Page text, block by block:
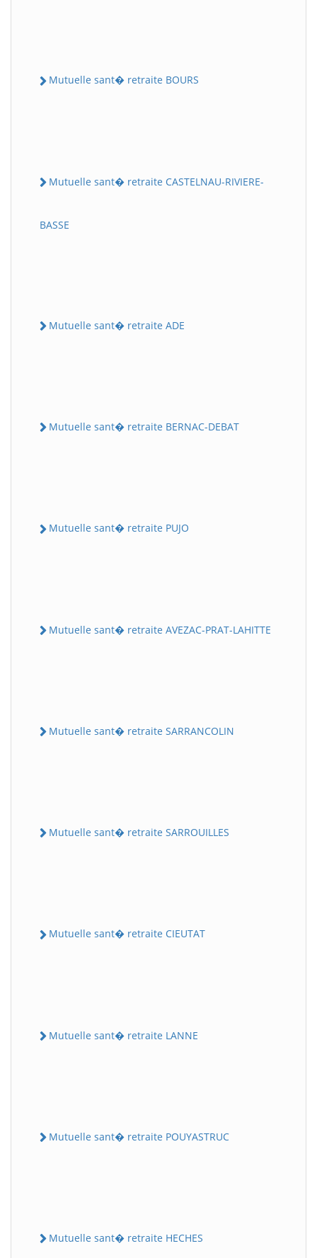
Mutuelle sant� retraite BOURS
Mutuelle sant� retraite CASTELNAU-RIVIERE-
BASSE
Mutuelle sant� retraite ADE
Mutuelle sant� retraite BERNAC-DEBAT
Mutuelle sant� retraite PUJO
Mutuelle sant� retraite AVEZAC-PRAT-LAHITTE
Mutuelle sant� retraite SARRANCOLIN
Mutuelle sant� retraite SARROUILLES
Mutuelle sant� retraite CIEUTAT
Mutuelle sant� retraite LANNE
Mutuelle sant� retraite POUYASTRUC
Mutuelle sant� retraite HECHES